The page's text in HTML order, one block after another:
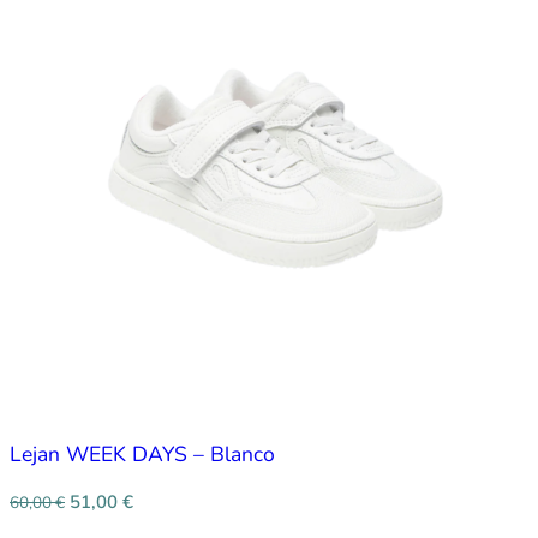
Lejan WEEK DAYS – Blanco
60,00€ 51,00 €